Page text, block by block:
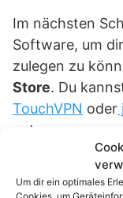
Im nächsten
Software, um
zulegen zu
Store. Du
TouchVPN oder
nutzen.
Ich persönlich
Erfahrungen
Um dir ein optimales